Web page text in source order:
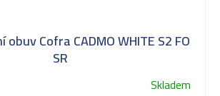
Cofra CADMO WHITE S2 FO
SR
Skladem